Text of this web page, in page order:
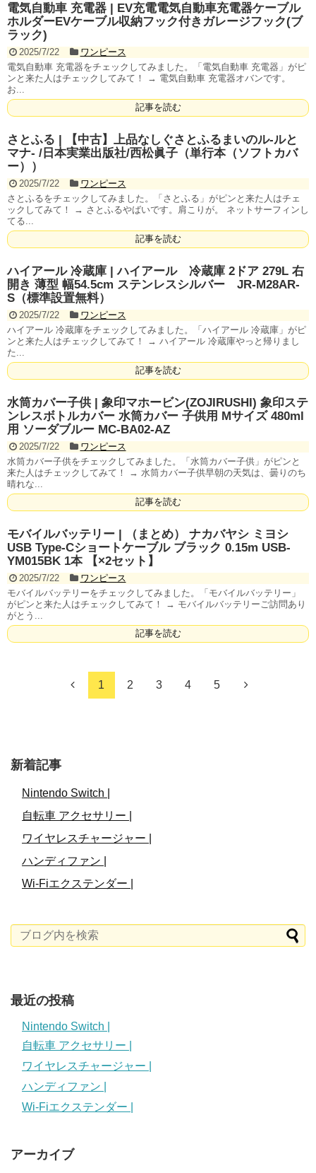
電気自動車 充電器 | EV充電電気自動車充電器ケーブル
ホルダーEVケーブル収納フック付きガレージフック(ブ
ラック)
2025/7/22
ワンピース
電気自動車 充電器をチェックしてみました。「電気自動車 充電器」がピ
ンと来た人はチェックしてみて！ → 電気自動車 充電器オバンです。
お...
記事を読む
さとふる | 【中古】上品なしぐさとふるまいのル-ルと
マナ- /日本実業出版社/西松眞子（単行本（ソフトカバ
ー））
2025/7/22
ワンピース
さとふるをチェックしてみました。「さとふる」がピンと来た人はチェ
ックしてみて！ → さとふるやばいです。肩こりが。 ネットサーフィンし
てる...
記事を読む
ハイアール 冷蔵庫 | ハイアール 冷蔵庫 2ドア 279L 右
開き 薄型 幅54.5cm ステンレスシルバー JR-M28AR-
S（標準設置無料）
2025/7/22
ワンピース
ハイアール 冷蔵庫をチェックしてみました。「ハイアール 冷蔵庫」がピ
ンと来た人はチェックしてみて！ → ハイアール 冷蔵庫やっと帰りまし
た...
記事を読む
水筒カバー子供 | 象印マホービン(ZOJIRUSHI) 象印ステ
ンレスボトルカバー 水筒カバー 子供用 Mサイズ 480ml
用 ソーダブルー MC-BA02-AZ
2025/7/22
ワンピース
水筒カバー子供をチェックしてみました。「水筒カバー子供」がピンと
来た人はチェックしてみて！ → 水筒カバー子供早朝の天気は、曇りのち
晴れな...
記事を読む
モバイルバッテリー | （まとめ） ナカバヤシ ミヨシ
USB Type-Cショートケーブル ブラック 0.15m USB-
YM015BK 1本 【×2セット】
2025/7/22
ワンピース
モバイルバッテリーをチェックしてみました。「モバイルバッテリー」
がピンと来た人はチェックしてみて！ → モバイルバッテリーご訪問あり
がとう...
記事を読む
1 2 3 4 5
新着記事
Nintendo Switch |
自転車 アクセサリー |
ワイヤレスチャージャー |
ハンディファン |
Wi-Fiエクステンダー |
最近の投稿
Nintendo Switch |
自転車 アクセサリー |
ワイヤレスチャージャー |
ハンディファン |
Wi-Fiエクステンダー |
アーカイブ